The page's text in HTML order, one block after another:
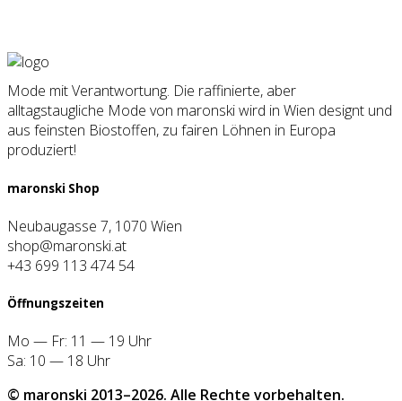
Mode mit Verantwortung. Die raffinierte, aber
alltagstaugliche Mode von maronski wird in Wien designt und
aus feinsten Biostoffen, zu fairen Löhnen in Europa
produziert!
maron­ski Shop
Neubaugasse 7, 1070 Wien
shop@maronski.at
+43 699 113 474 54
Öff­nungs­zei­ten
Mo — Fr: 11 — 19 Uhr
Sa: 10 — 18 Uhr
© maron­ski 2013–2026. Alle Rech­te vor­be­hal­ten.